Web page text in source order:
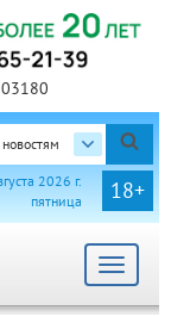
новостям
18+
2026 г.
пятница
Toggle